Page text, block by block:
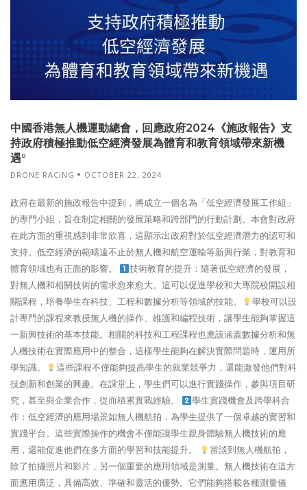
中國香港無人機運動總會，回應政府2024《施政報告》支
持政府積極推動低空經濟發展為體育和教育領域帶來新機
遇°
DRONE RACING OCTOBER 22, 2024
政府在最新的施政報告中提到，將成立一個名為「低空經濟發展工作組」
的專門小組，旨在制定相關的發展策略和跨部門的行動計劃。本會對政府
在此方面的重視感到非常欣喜，這顯示出政府對於低空經濟潛力的認可和
支持。低空經濟的範疇遠不止於無人機和航空運輸等新興行業，對教育和
體育領域也有正面的影響。
技術教育的提升：隨著低空經濟的發展，
對無人機和相關技術的需求愈來愈大。這可以促進學校和大專院校開設相
關課程，培養學生在科技、工程和數據分析等領域的技能。
學校可以設
計專門的課程來教授無人機的操作、維護和編程技術，讓學生能夠掌握這
一新興技術的基本技能。相關的科技和工程課程也應該涵蓋數據分析和無
人機技術在實際應用中的整合，這樣學生能夠在解決實際問題時，運用所
學知識。
這些課程不僅能夠提高學生的就業競爭力，還能激發他們對科
技創新和創業的興趣。在課堂上，學生們可以進行實踐操作，參與項目研
究，甚至與企業合作，從而積累實戰經驗。
學生實踐機會及跨學科合
作：低空經濟的應用場景如無人機航拍，為學生提供了一個卓越的實習和
實踐平台。這些實際操作的機會不僅能讓學生親身體驗無人機技術的應
用，還能促進他們在多方面的學習和技能提升。
當談到無人機航拍，
除了拍攝照片和影片，另一個重要的應用領域是測量。無人機技術在這方
面應用廣泛，具備高效、準確和靈活的優勢。它們能夠搭載各種測量儀